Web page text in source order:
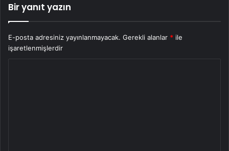
Bir yanıt yazın
E-posta adresiniz yayınlanmayacak. Gerekli alanlar * ile
işaretlenmişlerdir